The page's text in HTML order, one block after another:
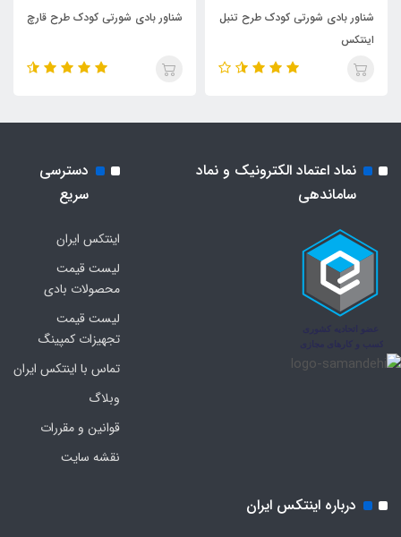
شناور بادی شورتی کودک طرح تنبل
اینتکس
شناور بادی شورتی کودک طرح قارچ
نماد اعتماد الکترونیک و نماد
ساماندهی
دسترسی
سریع
اینتکس ایران
لیست قیمت
محصولات بادی
لیست قیمت
تجهیزات کمپینگ
تماس با اینتکس ایران
وبلاگ
قوانین و مقررات
نقشه سایت
درباره اینتکس ایران